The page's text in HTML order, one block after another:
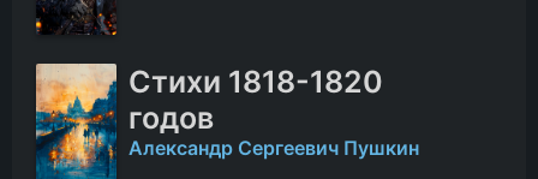
Стихи 1818-1820
годов
Александр Сергеевич Пушкин